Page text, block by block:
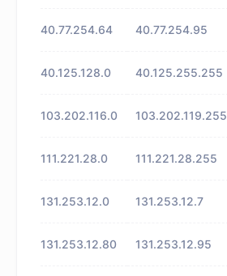
40.77.254.64 40.77.254.95
40.125.128.0 40.125.255.255
103.202.116.0 103.202.119.255
111.221.28.0 111.221.28.255
131.253.12.0 131.253.12.7
131.253.12.80 131.253.12.95